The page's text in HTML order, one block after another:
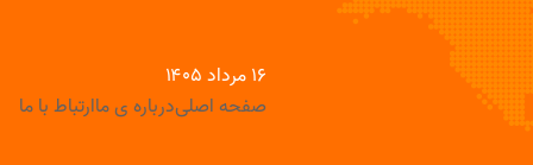
۱۶ مرداد ۱۴۰۵
صفحه اصلیدرباره ی ماارتباط با ما